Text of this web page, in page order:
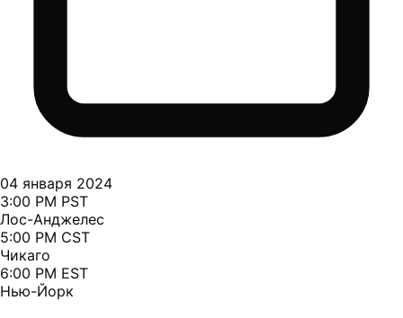
04 января 2024
3:00 PM PST
Лос-Анджелес
5:00 PM CST
Чикаго
6:00 PM EST
Нью-Йорк